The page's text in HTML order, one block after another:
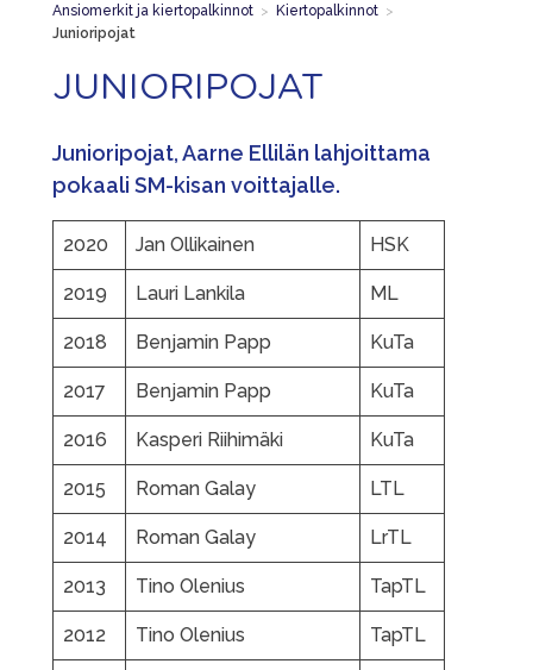
Ansiomerkit ja kiertopalkinnot > Kiertopalkinnot >
Junioripojat
JUNIORIPOJAT
Junioripojat, Aarne Ellilän lahjoittama
pokaali SM-kisan voittajalle.
2020 Jan Ollikainen HSK
2019 Lauri Lankila ML
2018 Benjamin Papp KuTa
2017 Benjamin Papp KuTa
2016 Kasperi Riihimäki KuTa
2015 Roman Galay LTL
2014 Roman Galay LrTL
2013 Tino Olenius TapTL
2012 Tino Olenius TapTL